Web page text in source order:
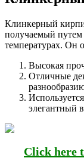
Клинкерный
получаемый
температурах. Он
Высокая
Отличные
элегантный
Click here